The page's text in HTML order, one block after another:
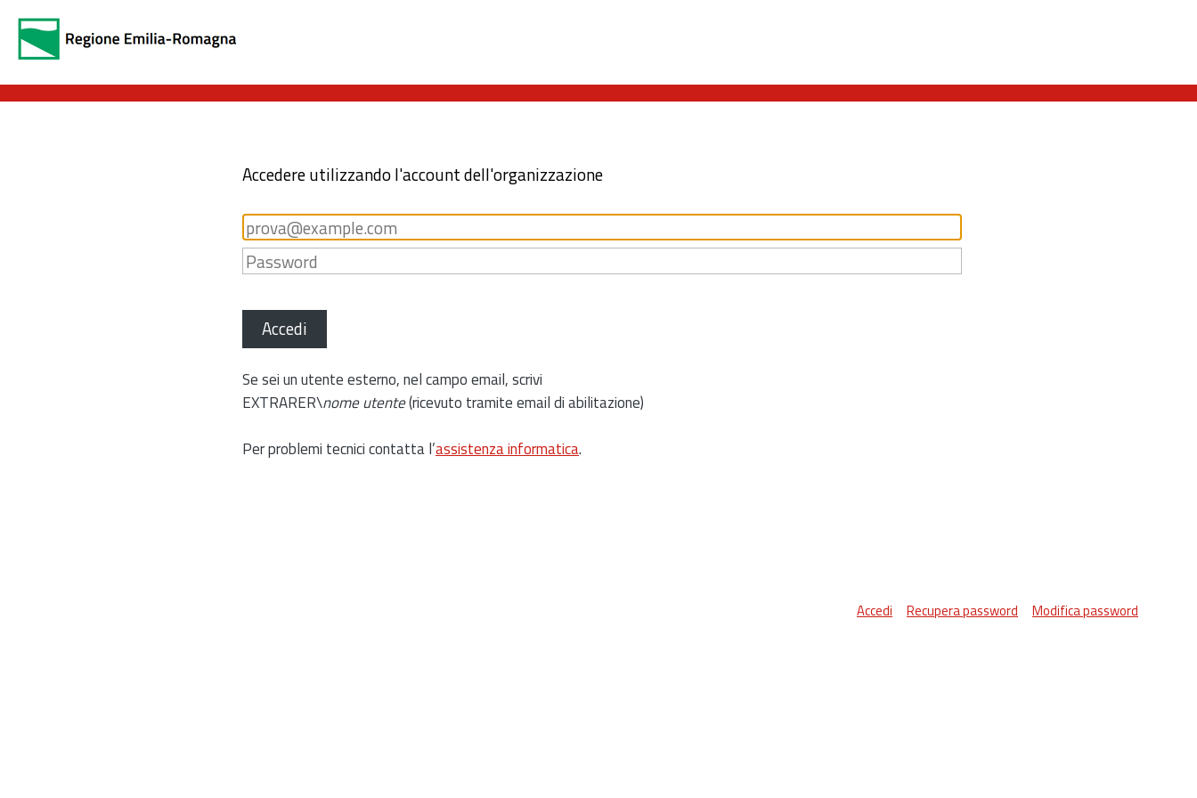
Accedere utilizzando l'account dell'organizzazione
Accedi
Se sei un utente esterno, nel campo email, scrivi
EXTRARER\nome utente(ricevuto tramite email di abilitazione)
Per problemi tecnici contatta l’assistenza informatica.
Accedi Recupera password Modifica password